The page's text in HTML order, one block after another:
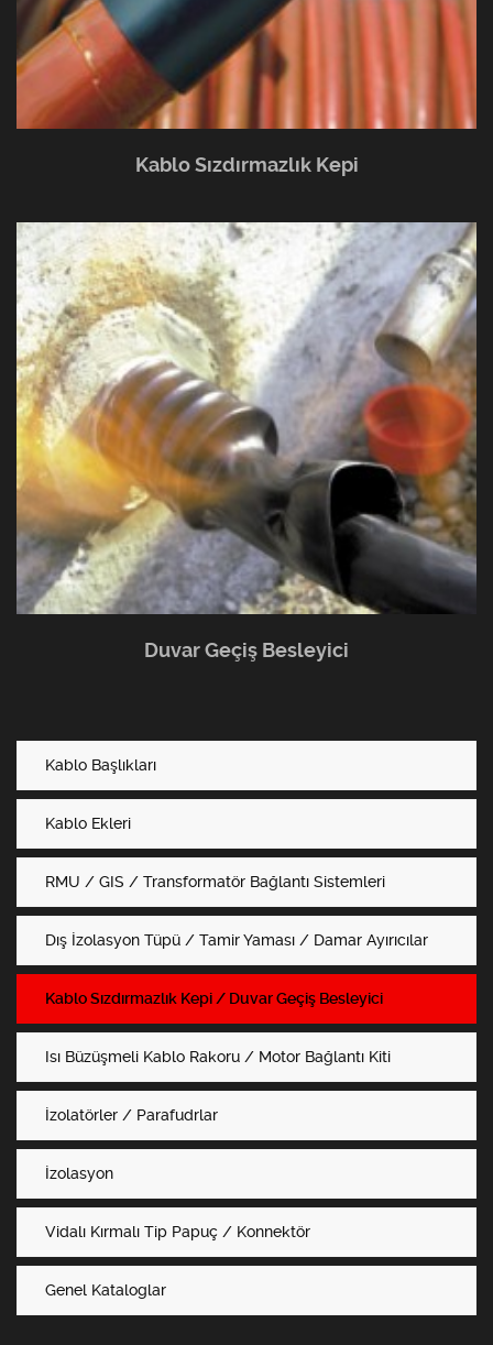
Kablo Sızdırmazlık Kepi
Duvar Geçiş Besleyici
Kablo Başlıkları
Kablo Ekleri
RMU / GIS / Transformatör Bağlantı Sistemleri
Dış İzolasyon Tüpü / Tamir Yaması / Damar Ayırıcılar
Kablo Sızdırmazlık Kepi / Duvar Geçiş Besleyici
Isı Büzüşmeli Kablo Rakoru / Motor Bağlantı Kiti
İzolatörler / Parafudrlar
İzolasyon
Vidalı Kırmalı Tip Papuç / Konnektör
Genel Kataloglar